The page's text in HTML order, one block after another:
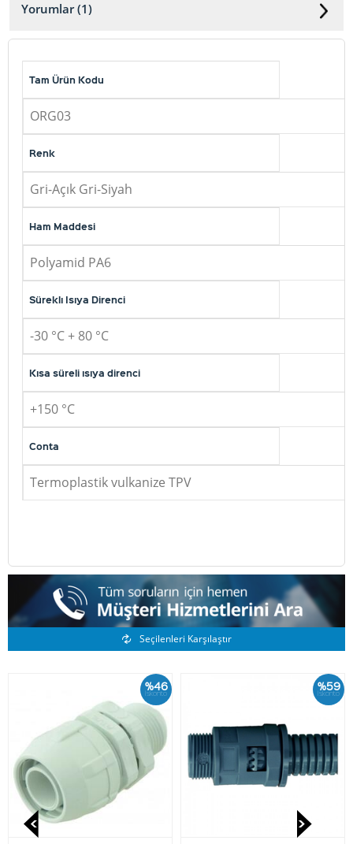
Yorumlar (1)
Tam Ürün Kodu
ORG03
Renk
Gri-Açık Gri-Siyah
Ham Maddesi
Polyamid PA6
Süreklı Isıya Direnci
-30 °C + 80 °C
Kısa süreli ısıya direnci
+150 °C
Conta
Termoplastik vulkanize TPV
Benzer Ürünler
Seçilenleri Karşılaştır
%46
İskonto %59
İskonto